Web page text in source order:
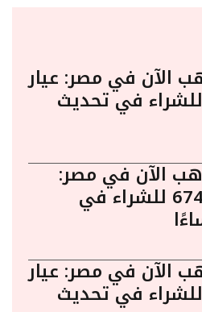
الآن في مصر: عيار
24 يسجل 6730 للشراء في تحديث
الآن في مصر:
عيار 24 يسجل 6745 للشراء في
الآن في مصر: عيار
24 يسجل 6735 للشراء في تحديث